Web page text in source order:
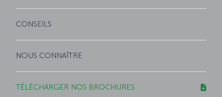
CONSEILS
NOUS CONNAÎTRE
TÉLÉCHARGER NOS BROCHURES